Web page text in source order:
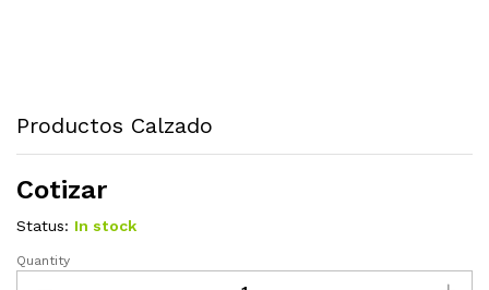
Productos Calzado
Cotizar
Status: In stock
Productos
Quantity